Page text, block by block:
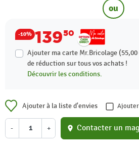
ou
-10% 13950
Ajouter ma carte Mr.Bricolage
de réduction sur tous vos achats !
Découvrir les conditions.
Ajouter à la liste d'envies
- + location_on Contacter un